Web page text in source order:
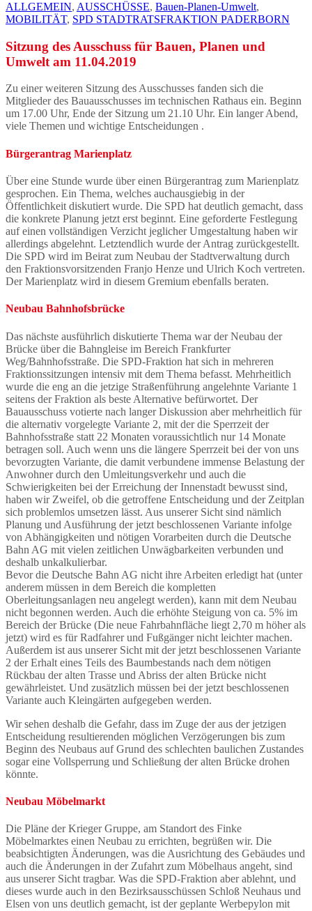
ALLGEMEIN, AUSSCHÜSSE, Bauen-Planen-Umwelt,
MOBILITÄT, SPD STADTRATSFRAKTION PADERBORN
Sitzung des Ausschuss für Bauen, Planen und
Umwelt am 11.04.2019
Zu einer weiteren Sitzung des Ausschusses fanden sich die
Mitglieder des Bauausschusses im technischen Rathaus ein. Beginn
um 17.00 Uhr, Ende der Sitzung um 21.10 Uhr. Ein langer Abend,
viele Themen und wichtige Entscheidungen .
Bürgerantrag Marienplatz
Über eine Stunde wurde über einen Bürgerantrag zum Marienplatz
gesprochen. Ein Thema, welches auchausgiebig in der
Öffentlichkeit diskutiert wurde. Die SPD hat deutlich gemacht, dass
die konkrete Planung jetzt erst beginnt. Eine geforderte Festlegung
auf einen vollständigen Verzicht jeglicher Umgestaltung haben wir
allerdings abgelehnt. Letztendlich wurde der Antrag zurückgestellt.
Die SPD wird im Beirat zum Neubau der Stadtverwaltung durch
den Fraktionsvorsitzenden Franjo Henze und Ulrich Koch vertreten.
Der Marienplatz wird in diesem Gremium ebenfalls beraten.
Neubau Bahnhofsbrücke
Das nächste ausführlich diskutierte Thema war der Neubau der
Brücke über die Bahngleise im Bereich Frankfurter
Weg/Bahnhofsstraße. Die SPD-Fraktion hat sich in mehreren
Fraktionssitzungen intensiv mit dem Thema befasst. Mehrheitlich
wurde die eng an die jetzige Straßenführung angelehnte Variante 1
seitens der Fraktion als beste Alternative befürwortet. Der
Bauausschuss votierte nach langer Diskussion aber mehrheitlich für
die alternativ vorgelegte Variante 2, mit der die Sperrzeit der
Bahnhofsstraße statt 22 Monaten voraussichtlich nur 14 Monate
betragen soll. Auch wenn uns die längere Sperrzeit bei der von uns
bevorzugten Variante, die damit verbundene immense Belastung der
Anwohner durch den Umleitungsverkehr und auch die
Schwierigkeiten bei der Erreichung der Innenstadt bewusst sind,
haben wir Zweifel, ob die getroffene Entscheidung und der Zeitplan
sich problemlos umsetzen lässt. Aus unserer Sicht sind nämlich
Planung und Ausführung der jetzt beschlossenen Variante infolge
von Abhängigkeiten und nötigen Vorarbeiten durch die Deutsche
Bahn AG mit vielen zeitlichen Unwägbarkeiten verbunden und
deshalb unkalkulierbar.
Bevor die Deutsche Bahn AG nicht ihre Arbeiten erledigt hat (unter
anderem müssen in dem Bereich die kompletten
Oberleitungsanlagen neu angelegt werden), kann mit dem Neubau
nicht begonnen werden. Auch die erhöhte Steigung von ca. 5% im
Bereich der Brücke (Die neue Fahrbahnfläche liegt 2,70 m höher als
jetzt) wird es für Radfahrer und Fußgänger nicht leichter machen.
Außerdem ist aus unserer Sicht mit der jetzt beschlossenen Variante
2 der Erhalt eines Teils des Baumbestands nach dem nötigen
Rückbau der alten Trasse und Abriss der alten Brücke nicht
gewährleistet. Und zusätzlich müssen bei der jetzt beschlossenen
Variante auch Kleingärten aufgegeben werden.
Wir sehen deshalb die Gefahr, dass im Zuge der aus der jetzigen
Entscheidung resultierenden möglichen Verzögerungen bis zum
Beginn des Neubaus auf Grund des schlechten baulichen Zustandes
sogar eine Vollsperrung und Schließung der alten Brücke drohen
könnte.
Neubau Möbelmarkt
Die Pläne der Krieger Gruppe, am Standort des Finke
Möbelmarktes einen Neubau zu errichten, begrüßen wir. Die
beabsichtigten Änderungen, was die Ausrichtung des Gebäudes und
auch die Änderungen in der Zufahrt zum Möbelhaus angeht, sind
aus unserer Sicht tragbar. Was die SPD-Fraktion aber ablehnt, und
dieses wurde auch in den Bezirksausschüssen Schloß Neuhaus und
Elsen von uns deutlich gemacht, ist der geplante Werbepylon mit